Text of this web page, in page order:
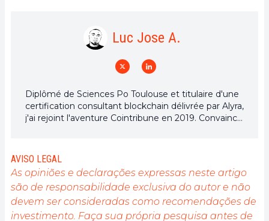
Luc Jose A.
Diplômé de Sciences Po Toulouse et titulaire d'une
certification consultant blockchain délivrée par Alyra,
j'ai rejoint l'aventure Cointribune en 2019. Convaincu
l'engagement de sensibiliser et d'informer le grand
public sur cet écosystème en constante évolution.
Mon objectif est de permettre à chacun de mieux
comprendre la blockchain et de saisir les
opportunités qu'elle offre. Je m'efforce chaque jour
de fournir une analyse objective de l'actualité, de
AVISO LEGAL
As opiniões e declarações expressas neste artigo
são de responsabilidade exclusiva do autor e não
devem ser consideradas como recomendações de
investimento. Faça sua própria pesquisa antes de